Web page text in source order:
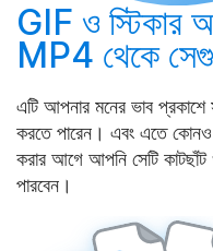
GIF ও স্টিকার
MP4 থেকে
এটি আপনার মনের ভাব প্রকাশে
করতে পারেন। এবং এতে
করার আগে আপনি সেটি
পারবেন।